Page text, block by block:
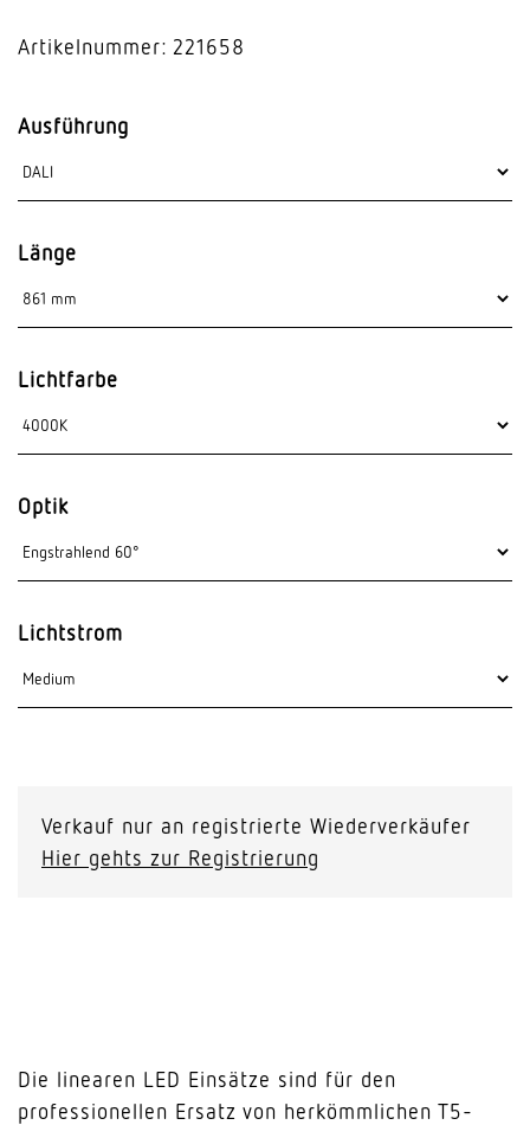
Artikelnummer: 221658
Ausführung
Länge
Lichtfarbe
Optik
Lichtstrom
Verkauf nur an registrierte Wiederverkäufer
Hier gehts zur Registrierung
Die linearen LED Einsätze sind für den
professionellen Ersatz von herkömmlichen T5-